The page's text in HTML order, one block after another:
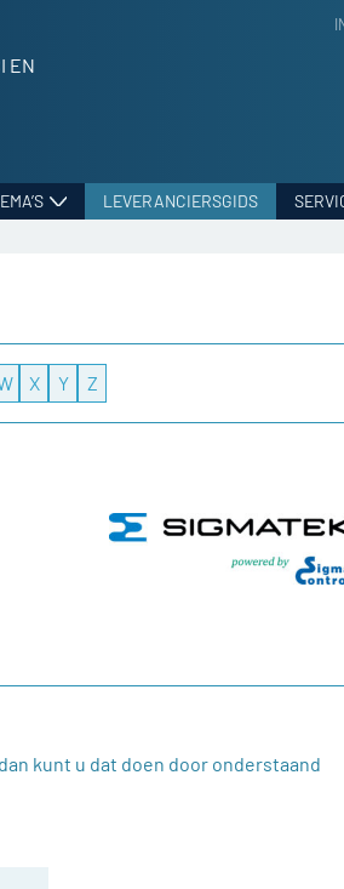
EN
LEVERANCIERSGIDS
X Y Z
kunt u dat doen door onderstaand